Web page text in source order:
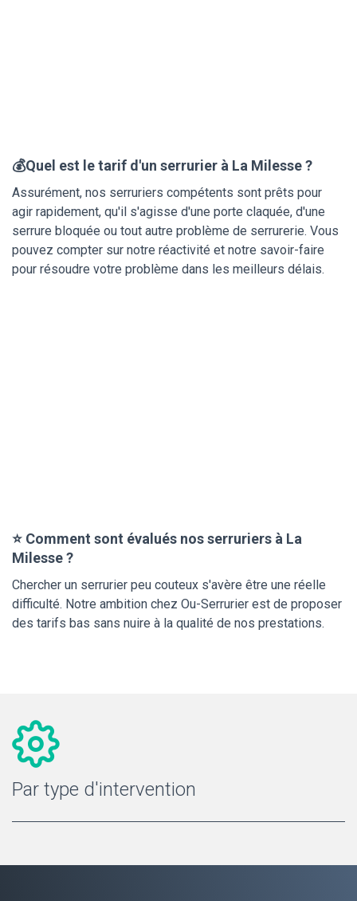
💰Quel est le tarif d'un serrurier à La Milesse ?
Assurément, nos serruriers compétents sont prêts pour
agir rapidement, qu'il s'agisse d'une porte claquée, d'une
serrure bloquée ou tout autre problème de serrurerie. Vous
pouvez compter sur notre réactivité et notre savoir-faire
pour résoudre votre problème dans les meilleurs délais.
⭐ Comment sont évalués nos serruriers à La
Milesse ?
Chercher un serrurier peu couteux s'avère être une réelle
difficulté. Notre ambition chez Ou-Serrurier est de proposer
des tarifs bas sans nuire à la qualité de nos prestations.
Par type d'intervention